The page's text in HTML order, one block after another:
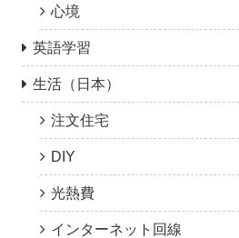
心境
英語学習
生活（日本）
注文住宅
DIY
光熱費
インターネット回線